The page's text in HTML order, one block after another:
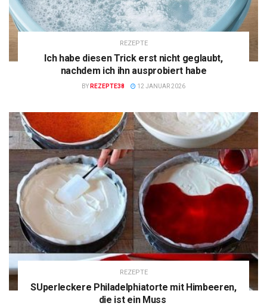
REZEPTE
Ich habe diesen Trick erst nicht geglaubt,
nachdem ich ihn ausprobiert habe
BY REZEPTE38 12 JANUAR 2026
REZEPTE
SUperleckere Philadelphiatorte mit Himbeeren,
die ist ein Muss